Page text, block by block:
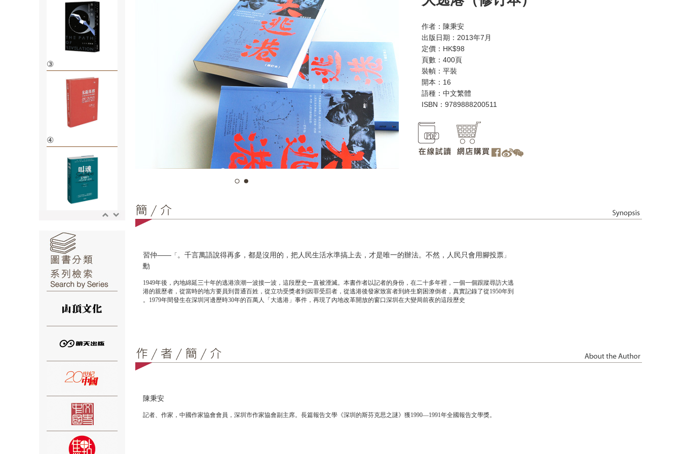
③
④
⑥
作者：陳秉安
出版日期：2013年7月
定價：HK$98
頁數：400頁
裝幀：平裝
開本：16
語種：中文繁體
ISBN：9789888200511
「
千言萬語說得再多，都是沒用的，把人民生活水準搞上去，才是唯一的辦法。不然，人民只會用腳投票。
」
——習仲
勳
1949年後，內地綿延三十年的逃港浪潮一波接一波，這段歷史一直被湮滅。本書作者以記者的身份，在二十多年裡，一個一個跟蹤尋訪大逃
港的親歷者，從當時的地方要員到普通百姓，從立功受獎者到因罪受罰者，從逃港後發家致富者到終生窮困潦倒者，真實記錄了從1950年到
1979年間發生在深圳河邊歷時30年的百萬人
「 大逃港 」 事件， 再現了 內地改革開放的窗口深圳在大變局前夜的這段歷史。
陳秉安
記者、作家，中國作家協會會員，深圳市作家協會副主席。長篇報告文學《深圳的斯芬克思之謎》獲1990—1991年全國報告文學獎。